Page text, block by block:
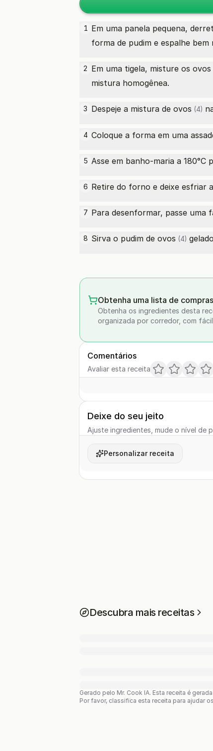
1 Em uma panela pequena,
forma de pudim e espalhe bem
2 Em uma tigela, misture os ovos
mistura homogênea.
3 Despeje a mistura de ovos (4)
4 Coloque a forma em uma
5 Asse em banho-maria a
6 Retire do forno e deixe esfriar
7 Para desenformar, passe uma
8 Sirva o pudim de ovos (4)
Obtenha uma lista de
Obtenha os ingredientes desta
organizada por corredor, com
Comentários
Avaliar esta receita
Deixe do seu jeito
Ajuste ingredientes, mude o nível de
Personalizar receita
Descubra mais receitas
Gerado pelo Mr. Cook IA. Esta receita é
Por favor, classifica esta receita para ajudar